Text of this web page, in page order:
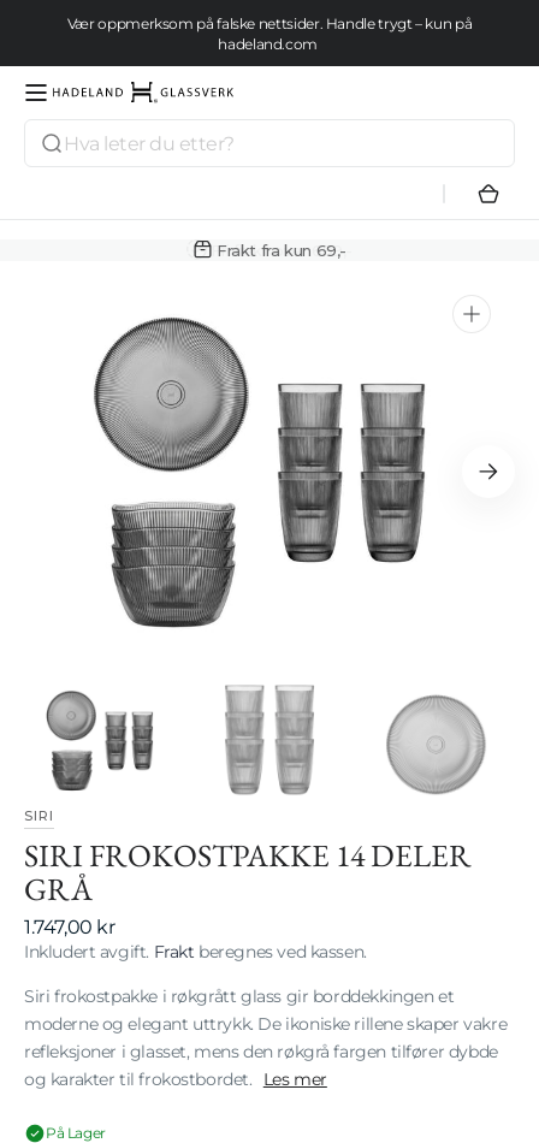
Vær oppmerksom på falske nettsider. Handle trygt – kun på
hadeland.com
Se tilbud her
Hadeland
Søk
Frakt fra kun 69,-
Åpne
medie
gallerivisning
SIRI
SIRI FROKOSTPAKKE 14 DELER
GRÅ
Vanlig
pris
1.747,00 kr
Inkludert avgift. Frakt beregnes ved kassen.
Siri frokostpakke i røkgrått glass gir borddekkingen et
moderne og elegant uttrykk. De ikoniske rillene skaper vakre
refleksjoner i glasset, mens den røkgrå fargen tilfører dybde
og karakter til frokostbordet.
Les mer
På Lager